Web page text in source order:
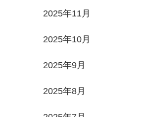
2025年11月
2025年10月
2025年9月
2025年8月